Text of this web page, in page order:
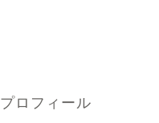
プロフィール